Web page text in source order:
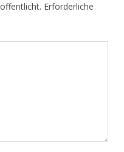
Erforderliche